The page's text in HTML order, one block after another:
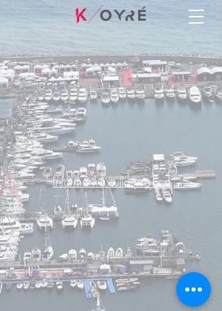
Informativa sulla privacy